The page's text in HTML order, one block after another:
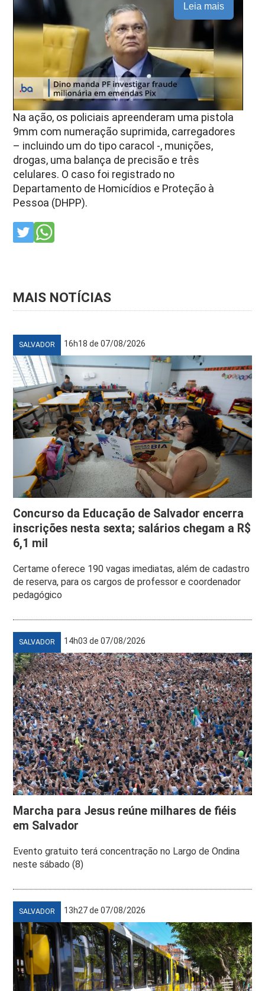
Leia mais
Na ação, os policiais apreenderam uma pistola
9mm com numeração suprimida, carregadores
– incluindo um do tipo caracol -, munições,
drogas, uma balança de precisão e três
celulares. O caso foi registrado no
Departamento de Homicídios e Proteção à
Pessoa (DHPP).
MAIS NOTÍCIAS
SALVADOR 16h18 de 07/08/2026
Concurso da Educação de Salvador encerra
inscrições nesta sexta; salários chegam a R$
6,1 mil
Certame oferece 190 vagas imediatas, além de cadastro
de reserva, para os cargos de professor e coordenador
pedagógico
SALVADOR 14h03 de 07/08/2026
Marcha para Jesus reúne milhares de fiéis
em Salvador
Evento gratuito terá concentração no Largo de Ondina
neste sábado (8)
SALVADOR 13h27 de 07/08/2026